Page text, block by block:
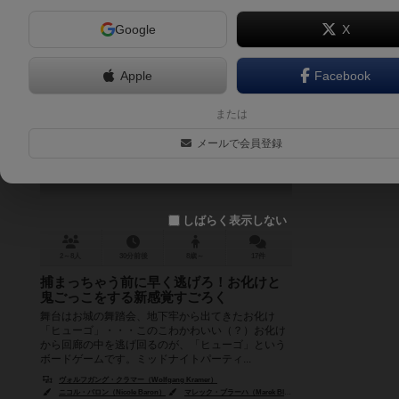
ヒューゴ オバケと鬼ごっこ
6.0
捕まっちゃう前に早く逃げろ！お化けと
鬼ごっこをする新感覚すごろく
舞台はお城の舞踏会、地下牢から出てきたお化け
「ヒューゴ」・・・このこわかわいい（？）お化け
から回廊の中を逃げ回るのが、「ヒューゴ」という
ボードゲームです。ミッドナイトパーティ...
ヴォルフガング・クラマー（Wolfgang Kramer）
ニコル・バロン（Nicole Baron）
マレック・ブラーハ（Marek Bláha）
Google X
Apple Facebook
または
メールで会員登録
しばらく表示しない